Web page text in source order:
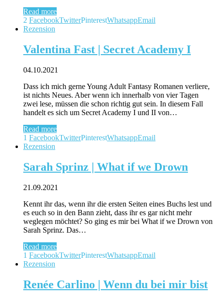
Read more
2 FacebookTwitterPinterestWhatsappEmail
Rezension
Valentina Fast | Secret Academy I
04.10.2021
Dass ich mich gerne Young Adult Fantasy Romanen verliere,
ist nichts Neues. Aber wenn ich innerhalb von vier Tagen
zwei lese, müssen die schon richtig gut sein. In diesem Fall
handelt es sich um Secret Academy I und II von…
Read more
1 FacebookTwitterPinterestWhatsappEmail
Rezension
Sarah Sprinz | What if we Drown
21.09.2021
Kennt ihr das, wenn ihr die ersten Seiten eines Buchs lest und
es euch so in den Bann zieht, dass ihr es gar nicht mehr
weglegen möchtet? So ging es mir bei What if we Drown von
Sarah Sprinz. Das…
Read more
1 FacebookTwitterPinterestWhatsappEmail
Rezension
Renée Carlino | Wenn du bei mir bist